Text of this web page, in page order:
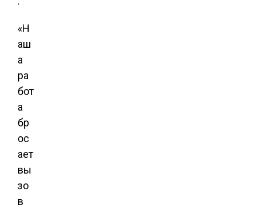
«Н
аш
а
ра
бот
а
бр
ос
ает
вы
зо
в